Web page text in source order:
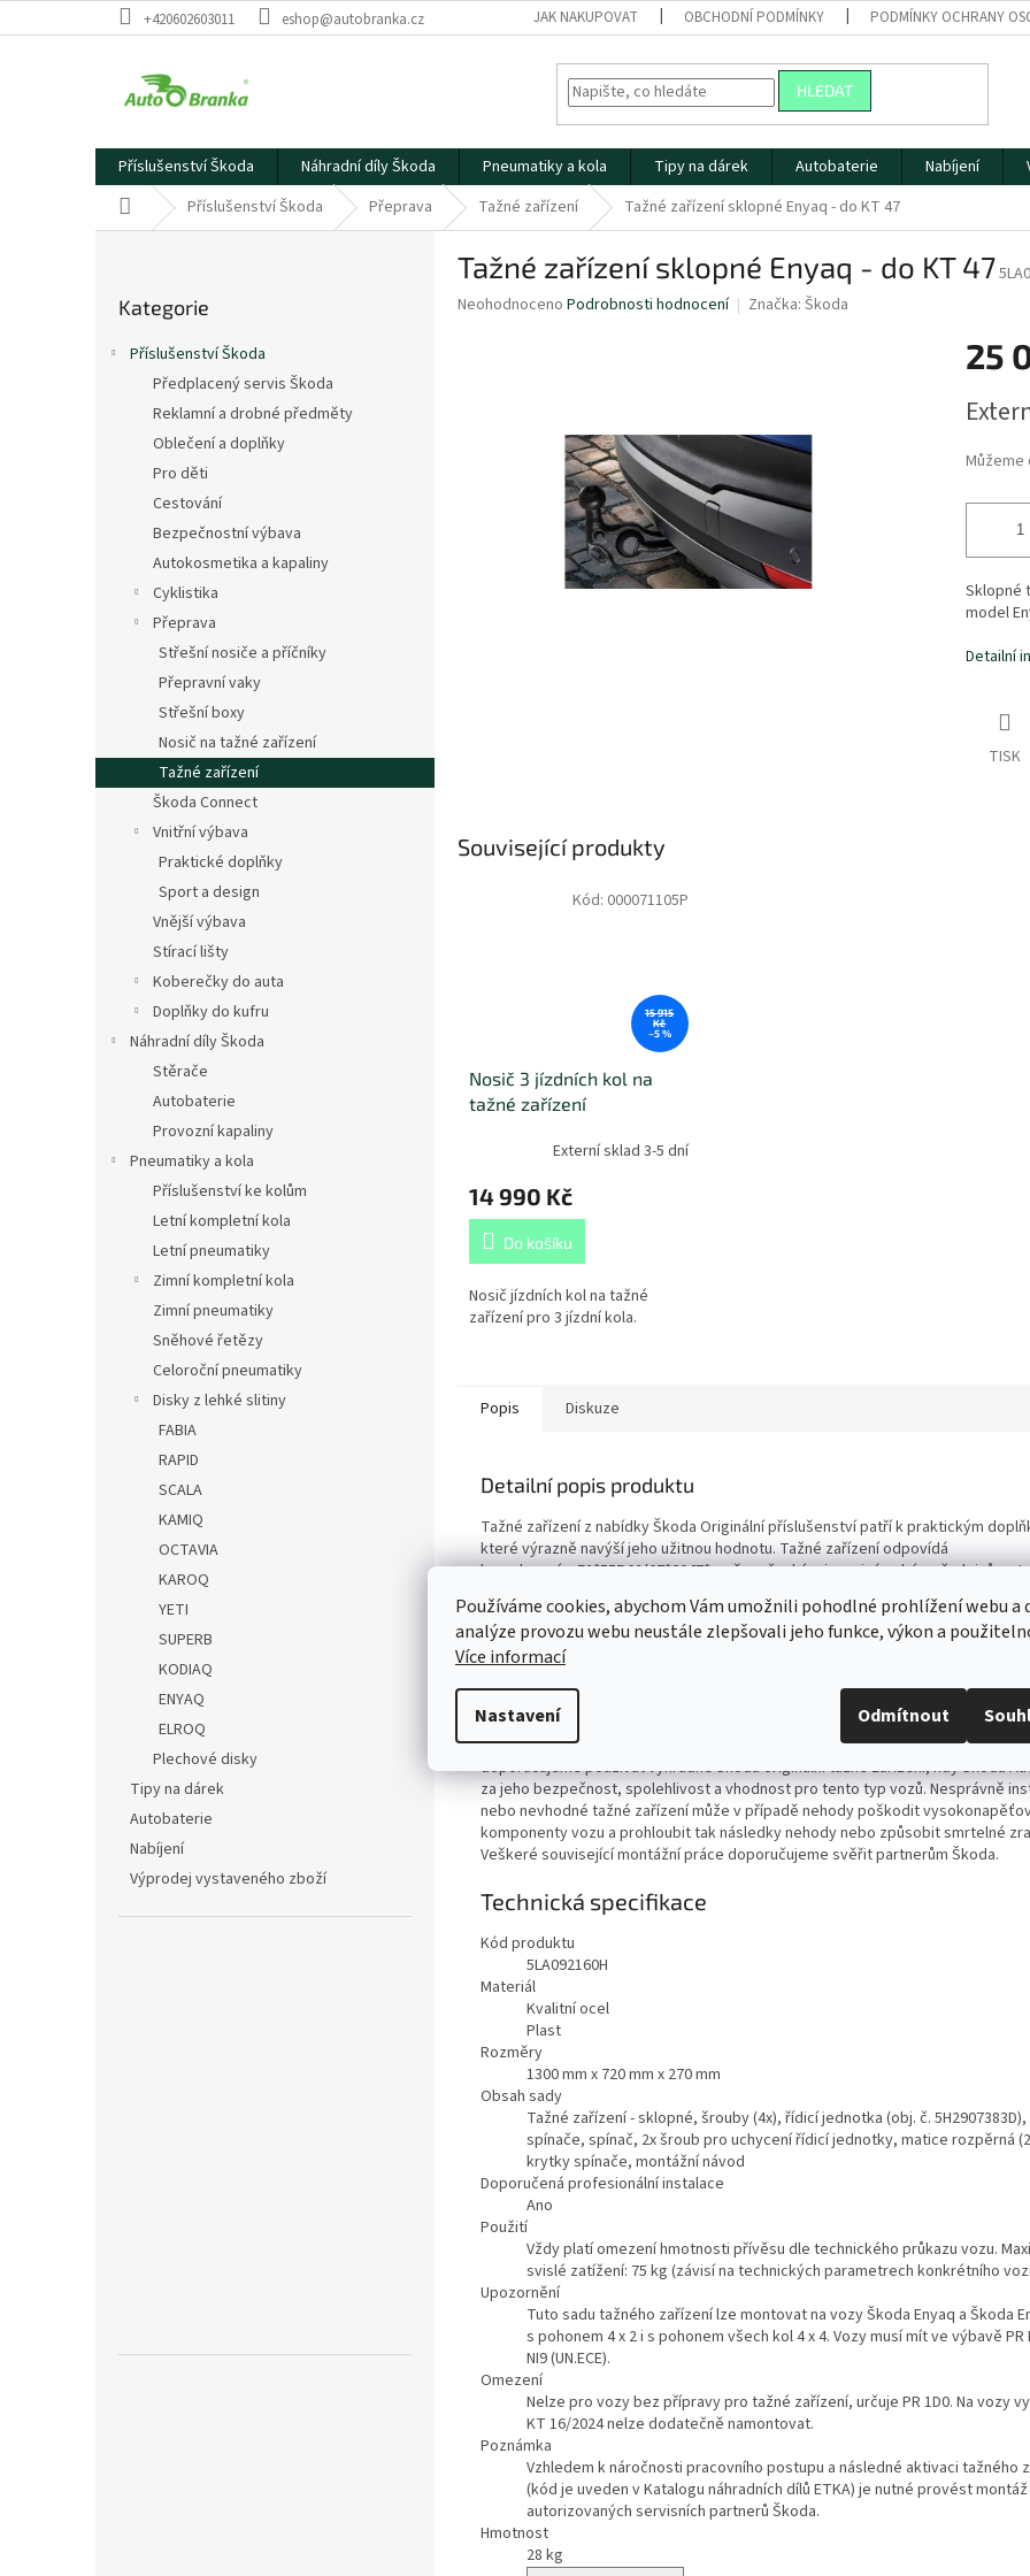
Používáme cookies, abychom Vám umožnili pohodlné prohlížení webu a
analýze provozu webu neustále zlepšovali jeho funkce, výkon a
Více informací
Nastavení Odmítnout
na
+420602603011 eshop@autobranka.cz JAK NAKUPOVAT OBCHODNÍ PODMÍNKY PODMÍNKY OCHRANY
HLEDAT
Příslušenství Škoda Náhradní díly Škoda Pneumatiky a kola Tipy na dárek Autobaterie Nabíjení
Domů Příslušenství Škoda Přeprava Tažné zařízení Tažné zařízení sklopné Enyaq - do KT 47
kategorie
Kategorie
Příslušenství Škoda
Předplacený servis Škoda
Reklamní a drobné předměty
Oblečení a doplňky
Pro děti
Cestování
Bezpečnostní výbava
Autokosmetika a kapaliny
Cyklistika
Přeprava
Střešní nosiče a příčníky
Přepravní vaky
Střešní boxy
Nosič na tažné zařízení
Tažné zařízení
Škoda Connect
Vnitřní výbava
Praktické doplňky
Sport a design
Vnější výbava
Stírací lišty
Koberečky do auta
Doplňky do kufru
Náhradní díly Škoda
Stěrače
Autobaterie
Provozní kapaliny
Pneumatiky a kola
Příslušenství ke kolům
Letní kompletní kola
Letní pneumatiky
Zimní kompletní kola
Zimní pneumatiky
Sněhové řetězy
Celoroční pneumatiky
Disky z lehké slitiny
FABIA
RAPID
SCALA
KAMIQ
OCTAVIA
KAROQ
YETI
SUPERB
KODIAQ
ENYAQ
ELROQ
Plechové disky
Tipy na dárek
Autobaterie
Nabíjení
Výprodej vystaveného zboží
Tažné zařízení sklopné Enyaq - do KT 47
Průměrné
Neohodnoceno Podrobnosti hodnocení Značka: Škoda
25
cena:
Můžeme
Sklopné
model
Detailní
TISK
Související produkty
15 915
Kč
–5 %
Nosič 3 jízdních kol na
tažné zařízení
Externí sklad 3-5 dní
14 990 Kč
Do košíku
Nosič jízdních kol na tažné
zařízení pro 3 jízdní kola.
Kód: 000071105P
Popis Diskuze
Detailní popis produktu
Tažné zařízení z nabídky Škoda Originální příslušenství patří k praktickým
které výrazně navýší jeho užitnou hodnotu. Tažné zařízení odpovídá
homologacímE1*55R01/07*2947*a všem českým i mezinárodním předpisům.
automatický mechanismus zajistí sklopení tažného ramena do funkční polohy a
zaklopení tažného ramena zpět pod nárazník při jeho nepoužívání. Při jízdě do
tažným zařízením bez připojeného přívěsu je nutné vždy respektovat zákonné
příslušné země.
Varování pro vozy Enyaq:
Vzhledem ke specifické konstrukci vozidel vybavených vysokonapěťovým
doporučujeme používat výhradně Škoda originální tažné zařízení, kdy Škoda
za jeho bezpečnost, spolehlivost a vhodnost pro tento typ vozů. Nesprávně
nebo nevhodné tažné zařízení může v případě nehody poškodit
komponenty vozu a prohloubit tak následky nehody nebo způsobit smrtelné
Veškeré související montážní práce doporučujeme svěřit partnerům Škoda.
Technická specifikace
Kód produktu
5LA092160H
Materiál
Kvalitní ocel
Plast
Rozměry
1300 mm x 720 mm x 270 mm
Obsah sady
Tažné zařízení - sklopné, šrouby (4x), řídicí jednotka (obj. č.
spínače, spínač, 2x šroub pro uchycení řídicí jednotky, matice rozpěrná
krytky spínače, montážní návod
Doporučená profesionální instalace
Ano
Použití
Vždy platí omezení hmotnosti přívěsu dle technického průkazu vozu.
svislé zatížení: 75 kg (závisí na technických parametrech konkrétního
Upozornění
Tuto sadu tažného zařízení lze montovat na vozy Škoda Enyaq a Škoda
s pohonem 4 x 2 i s pohonem všech kol 4 x 4. Vozy musí mít ve výbavě PR
NI9 (UN.ECE).
Omezení
Nelze pro vozy bez přípravy pro tažné zařízení, určuje PR 1D0. Na vozy
KT 16/2024 nelze dodatečně namontovat.
Poznámka
Vzhledem k náročnosti pracovního postupu a následné aktivaci tažného
(kód je uveden v Katalogu náhradních dílů ETKA) je nutné provést montáž
autorizovaných servisních partnerů Škoda.
Hmotnost
28 kg